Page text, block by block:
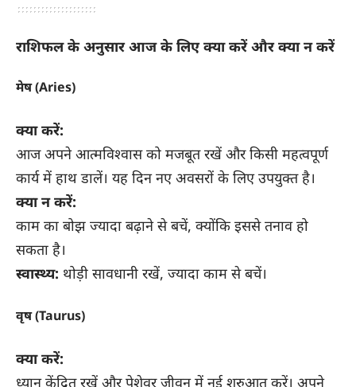
राशिफल के अनुसार आज के लिए क्या करें और क्या न करें
मेष (Aries)
क्या करें:
आज अपने आत्मविश्वास को मजबूत रखें और किसी महत्वपूर्ण
कार्य में हाथ डालें। यह दिन नए अवसरों के लिए उपयुक्त है।
क्या न करें:
काम का बोझ ज्यादा बढ़ाने से बचें, क्योंकि इससे तनाव हो
सकता है।
स्वास्थ्य: थोड़ी सावधानी रखें, ज्यादा काम से बचें।
वृष (Taurus)
क्या करें:
ध्यान केंद्रित रखें और पेशेवर जीवन में नई शुरुआत करें। अपने